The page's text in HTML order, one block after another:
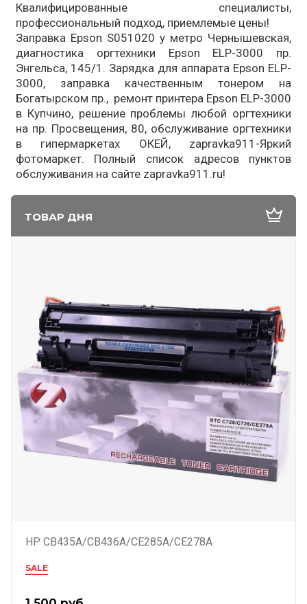
ТОВАР ДНЯ
HP CB435A/CB436A/CE285A/CE278A
SALE
Квалифицированные специалисты,
профессиональный подход, приемлемые цены!
Заправка Epson S051020 у метро Чернышевская,
диагностика оргтехники Epson ELP-3000 пр.
Энгельса, 145/1. Зарядка для аппарата Epson ELP-
3000, заправка качественным тонером на
Богатырском пр., ремонт принтера Epson ELP-3000
в Купчино, решение проблемы любой оргтехники
на пр. Просвещения, 80, обслуживание оргтехники
в гипермаркетах ОКЕЙ, zapravka911-Яркий
фотомаркет. Полный список адресов пунктов
обслуживания на сайте zapravka911.ru!